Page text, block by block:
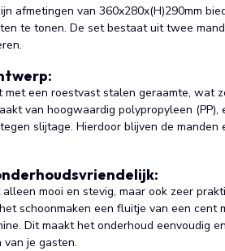
afmetingen van 360x280x(H)290mm
te tonen. De set bestaat uit twee
met een roestvast stalen geraamte, wat
van hoogwaardig polypropyleen
slijtage. Hierdoor blijven de
mooi en stevig, maar ook zeer
schoonmaken een fluitje van een
Dit maakt het onderhoud eenvoudig
je gasten.